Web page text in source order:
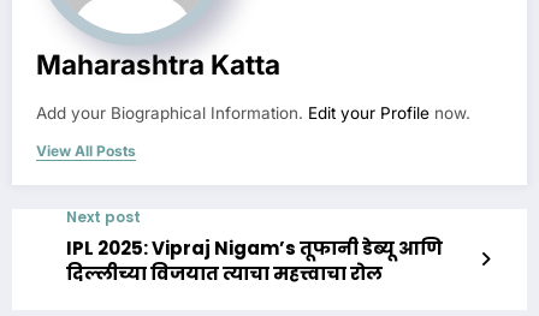
Maharashtra Katta
Add your Biographical Information. Edit your Profile now.
View All Posts
Next post
IPL 2025: Vipraj Nigam’s तूफानी डेब्यू आणि
दिल्लीच्या विजयात त्याचा महत्त्वाचा रोल